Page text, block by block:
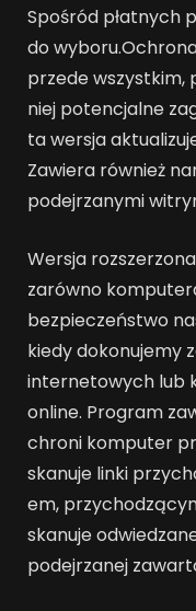
Spośród płatnych
do
przede wszystkim,
niej potencjalne
ta wersja
Zawiera również
podejrzanymi
Wersja
zarówno
bezpieczeństwo
kiedy dokonujemy
internetowych lub
online. Program
chroni komputer
skanuje linki
em,
skanuje
podejrzanej